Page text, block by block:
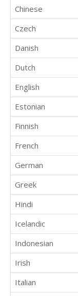
Chinese
Czech
Danish
Dutch
English
Estonian
Finnish
French
German
Greek
Hindi
Icelandic
Indonesian
Irish
Italian